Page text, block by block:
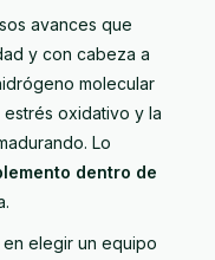
avances que
y con cabeza a
molecular
oxidativo y la
Lo
dentro de
elegir un equipo